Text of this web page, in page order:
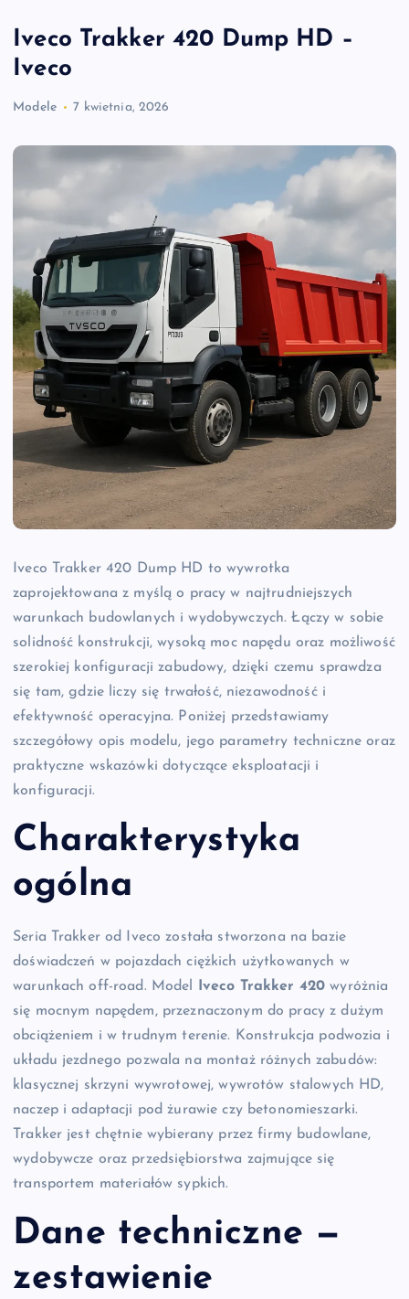
Iveco Trakker 420 Dump HD –
Iveco
Modele 7 kwietnia, 2026
Iveco Trakker 420 Dump HD to wywrotka
zaprojektowana z myślą o pracy w najtrudniejszych
warunkach budowlanych i wydobywczych. Łączy w sobie
solidność konstrukcji, wysoką moc napędu oraz możliwość
szerokiej konfiguracji zabudowy, dzięki czemu sprawdza
się tam, gdzie liczy się trwałość, niezawodność i
efektywność operacyjna. Poniżej przedstawiamy
szczegółowy opis modelu, jego parametry techniczne oraz
praktyczne wskazówki dotyczące eksploatacji i
konfiguracji.
Charakterystyka
ogólna
Seria Trakker od Iveco została stworzona na bazie
doświadczeń w pojazdach ciężkich użytkowanych w
warunkach off-road. Model
Iveco Trakker 420 wyróżnia
się mocnym napędem, przeznaczonym do pracy z dużym
obciążeniem i w trudnym terenie. Konstrukcja podwozia i
układu jezdnego pozwala na montaż różnych zabudów:
klasycznej skrzyni wywrotowej, wywrotów stalowych HD,
naczep i adaptacji pod żurawie czy betonomieszarki.
Trakker jest chętnie wybierany przez firmy budowlane,
wydobywcze oraz przedsiębiorstwa zajmujące się
transportem materiałów sypkich.
Dane techniczne —
zestawienie